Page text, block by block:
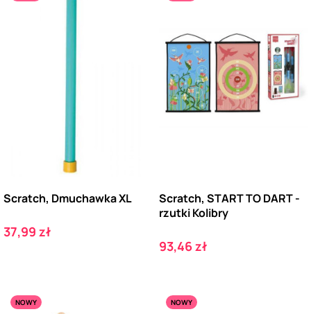
Scratch, Dmuchawka XL
Cena
37,99 zł
Scratch, START TO DART -
rzutki Kolibry
Cena
93,46 zł
NOWY NOWY